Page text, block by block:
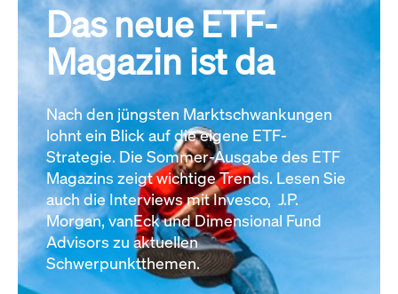
Das neue ETF-
Magazin ist da
Nach den jüngsten Marktschwankungen
lohnt ein Blick auf die eigene ETF-
Strategie. Die Sommer-Ausgabe des ETF
Magazins zeigt wichtige Trends. Lesen Sie
auch die Interviews mit Invesco, J.P.
Morgan, vanEck und Dimensional Fund
Advisors zu aktuellen
Schwerpunktthemen.